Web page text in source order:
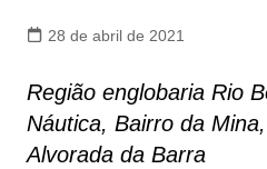
28 de abril de 2021
Região englobaria Rio
Náutica, Bairro da
Alvorada da Barra